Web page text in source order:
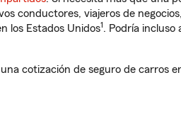
conductores, viajeros de
los Estados Unidos1. Podría incluso
cotización de seguro de carros